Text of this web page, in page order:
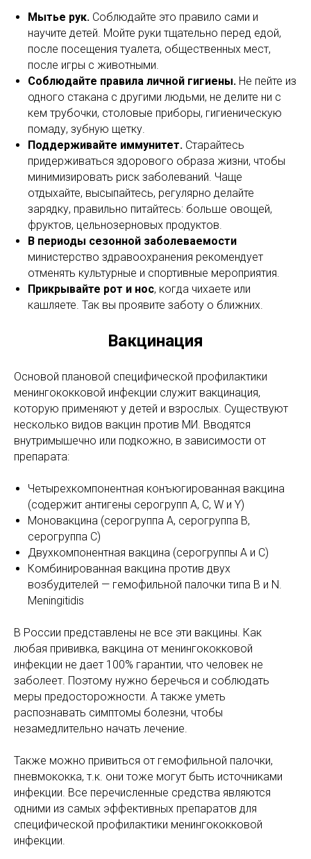
Мытье рук. Соблюдайте это правило сами и
научите детей. Мойте руки тщательно перед едой,
после посещения туалета, общественных мест,
после игры с животными.
Соблюдайте правила личной гигиены. Не пейте из
одного стакана с другими людьми, не делите ни с
кем трубочки, столовые приборы, гигиеническую
помаду, зубную щетку.
Поддерживайте иммунитет. Старайтесь
придерживаться здорового образа жизни, чтобы
минимизировать риск заболеваний. Чаще
отдыхайте, высыпайтесь, регулярно делайте
зарядку, правильно питайтесь: больше овощей,
фруктов, цельнозерновых продуктов.
В периоды сезонной заболеваемости
министерство здравоохранения рекомендует
отменять культурные и спортивные мероприятия.
Прикрывайте рот и нос, когда чихаете или
кашляете. Так вы проявите заботу о ближних.
Вакцинация
Основой плановой специфической профилактики
менингококковой инфекции служит вакцинация,
которую применяют у детей и взрослых. Существуют
несколько видов вакцин против МИ. Вводятся
внутримышечно или подкожно, в зависимости от
препарата:
Четырехкомпонентная конъюгированная вакцина
(содержит антигены серогрупп А, С, W и Y)
Моновакцина (серогруппа А, серогруппа В,
серогруппа С)
Двухкомпонентная вакцина (серогруппы А и С)
Комбинированная вакцина против двух
возбудителей — гемофильной палочки типа В и N.
Meningitidis
В России представлены не все эти вакцины. Как
любая прививка, вакцина от менингококковой
инфекции не дает 100% гарантии, что человек не
заболеет. Поэтому нужно беречься и соблюдать
меры предосторожности. А также уметь
распознавать симптомы болезни, чтобы
незамедлительно начать лечение.
Также можно привиться от гемофильной палочки,
пневмококка, т.к. они тоже могут быть источниками
инфекции. Все перечисленные средства являются
одними из самых эффективных препаратов для
специфической профилактики менингококковой
инфекции.